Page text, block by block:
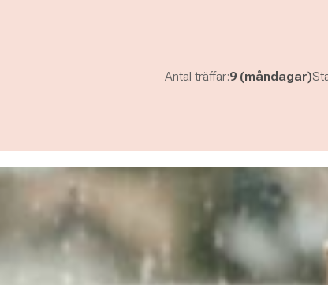
Antal träffar:9 (måndagar)